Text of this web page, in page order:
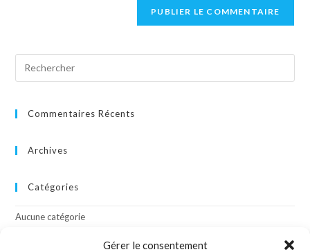
Gérer le consentement
Commentaires Récents
Archives
Catégories
Aucune catégorie